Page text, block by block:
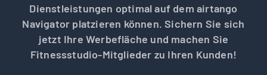
Dienstleistungen optimal auf dem airtango
Navigator platzieren können. Sichern Sie sich
jetzt Ihre Werbefläche und machen Sie
Fitnessstudio-Mitglieder zu Ihren Kunden!